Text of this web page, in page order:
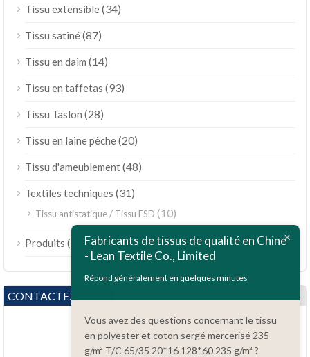
Tissu extensible(34)
Tissu satiné(87)
Tissu en daim (14)
Tissu en taffetas (93)
Tissu Taslon (28)
Tissu en laine pêche(20)
Tissu d'ameublement(48)
Textiles techniques (31)
Tissu antistatique / Tissu ESD (10)
Produits (189)
CONTACTEZ-NOUS
Fabricants de tissus de qualité en Chine
- Lean Textile Co., Limited
Répond généralement en quelques minutes
Vous avez des questions concernant le tissu
en polyester et coton sergé mercerisé 235
g/m² T/C 65/35 20*16 128*60 235 g/m² ?
Tiếng Việt
Bahasa Indonesia
Polski
Bahasa Melayu